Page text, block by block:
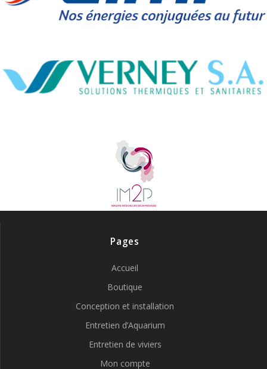
Pages
Accueil
Boutique
Conception et installation
Entretien d’Aquarium
Entretien de viviers
Mon compte